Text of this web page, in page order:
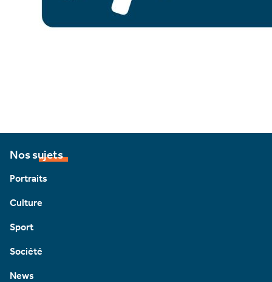
Nos sujets
Portraits
Culture
Sport
Société
News